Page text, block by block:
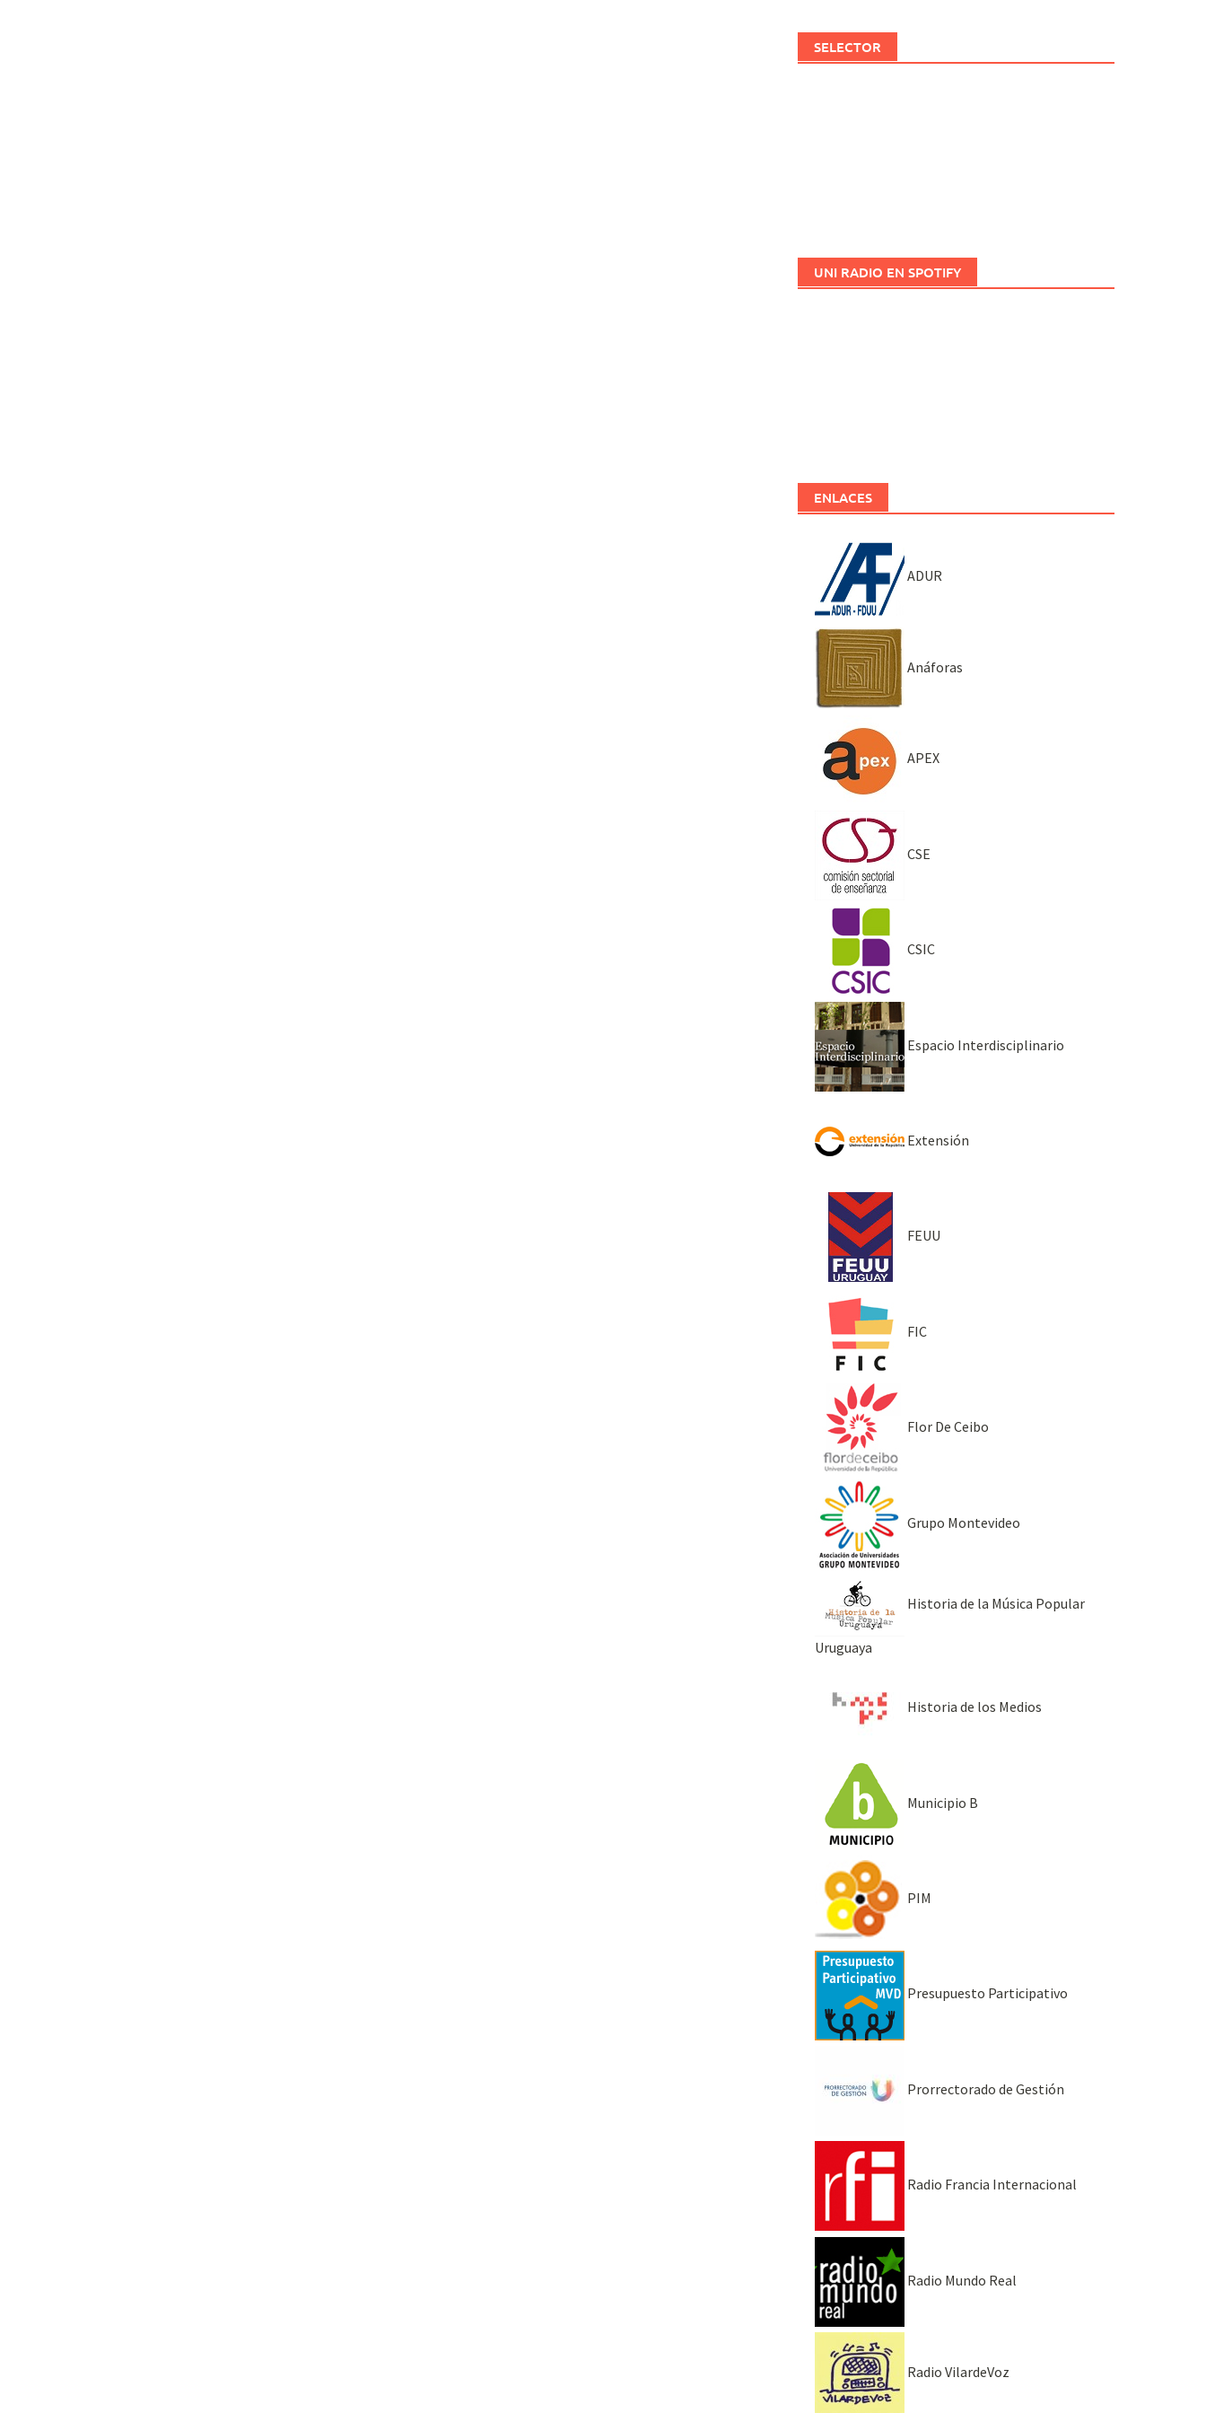
SELECTOR
UNI RADIO EN SPOTIFY
ENLACES
ADUR
Anáforas
APEX
CSE
CSIC
Espacio Interdisciplinario
Extensión
FEUU
FIC
Flor De Ceibo
Grupo Montevideo
Historia de la Música Popular
Uruguaya
Historia de los Medios
Municipio B
PIM
Presupuesto Participativo
Prorrectorado de Gestión
Radio Francia Internacional
Radio Mundo Real
Radio VilardeVoz